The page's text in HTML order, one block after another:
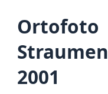
Ortofoto
Straumen
2001